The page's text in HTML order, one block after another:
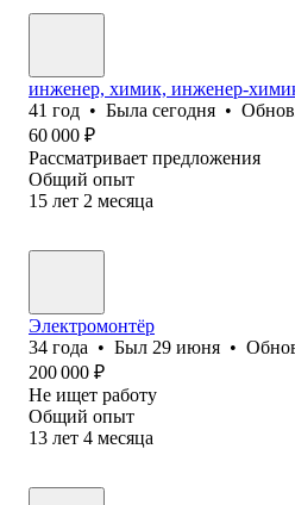
инженер, химик, инженер-
41 год • Была сегодня •
60 000 ₽
Рассматривает предложения
Общий опыт
15 лет 2 месяца
Электромонтёр
34 года • Был 29 июня •
200 000 ₽
Не ищет работу
Общий опыт
13 лет 4 месяца